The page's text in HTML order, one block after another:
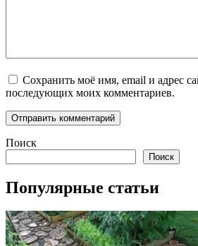
Сохранить моё имя, email и адрес
последующих моих комментариев.
Поиск
Поиск
Популярные статьи